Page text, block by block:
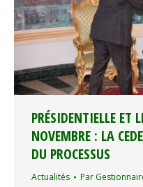
PRÉSIDENTIELLE ET
NOVEMBRE : LA
DU PROCESSUS
Actualités Par